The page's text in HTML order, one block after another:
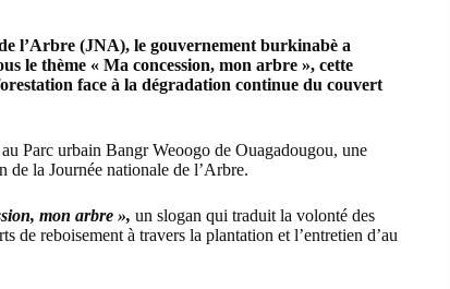
l’Arbre (JNA), le gouvernement burkinabè a
le thème « Ma concession, mon arbre », cette
face à la dégradation continue du couvert
Parc urbain Bangr Weoogo de Ouagadougou, une
de la Journée nationale de l’Arbre.
mon arbre », un slogan qui traduit la volonté des
de reboisement à travers la plantation et l’entretien d’au